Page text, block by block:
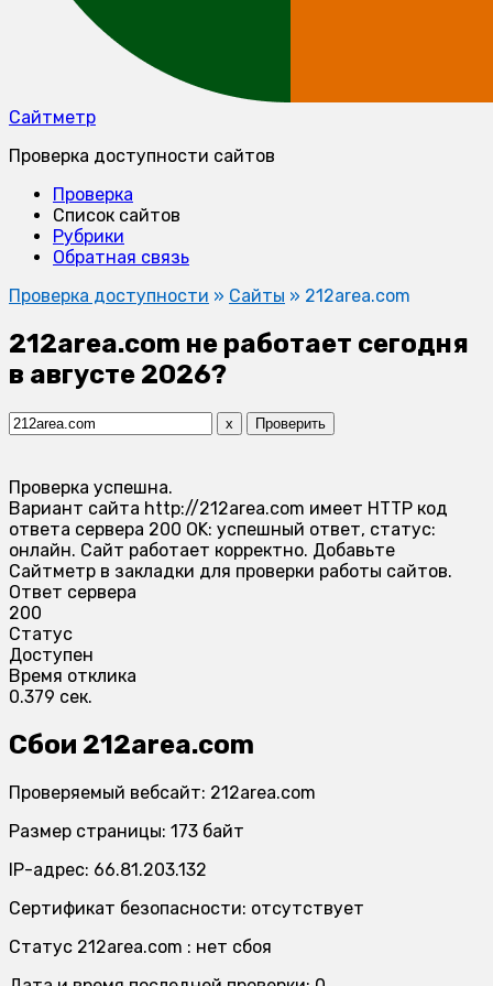
Сайтметр
Проверка доступности сайтов
Проверка
Список сайтов
Рубрики
Обратная связь
Проверка доступности » Сайты » 212area.com
212area.com не работает сегодня
в августе 2026?
x Проверить
Проверка успешна.
Вариант сайта http://212area.com имеет HTTP код
ответа сервера 200 OK: успешный ответ, статус:
онлайн. Сайт работает корректно. Добавьте
Сайтметр в закладки для проверки работы сайтов.
Ответ сервера
200
Статус
Доступен
Время отклика
0.379 сек.
Сбои 212area.com
Проверяемый вебсайт: 212area.com
Размер страницы: 173 байт
IP-адрес: 66.81.203.132
Сертификат безопасности: отсутствует
Статус 212area.com : нет сбоя